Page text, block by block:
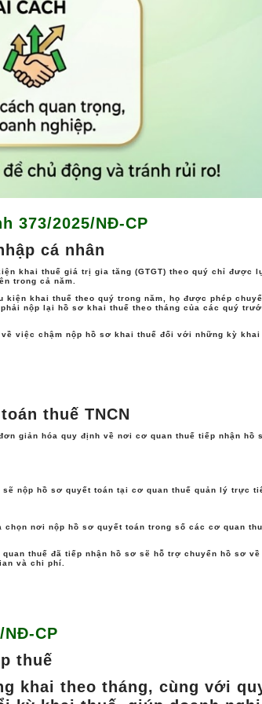
cá nhân giảm rủi ro bị xử phạt do thay đổi
từ nhiều nguồn dễ dàng xác định nơi
thiểu sai sót do xác định sai cơ quan thuế
2026. Trong thời gian chuyển giao các
biểu cũ (Nghị định 126/2020/NĐ-CP và
biểu mẫu cũ cho kỳ thuế năm 2025.
lộ trình cải cách thủ tục thuế tại Việt
khai và quyết toán thuế thu nhập cá nhân,
thuế. Áp dụng đúng và kịp thời nghị định này
373/2025/NĐ-CP
cá nhân
khai thuế giá trị gia tăng (GTGT) theo quý chỉ được
trong cả năm
kiện khai thuế theo quý trong năm, họ được phép
nộp lại hồ sơ khai thuế theo tháng của các quý
việc chậm nộp hồ sơ khai thuế đối với những kỳ khai
thuế TNCN
giản hóa quy định về nơi cơ quan thuế tiếp nhận hồ
sẽ nộp hồ sơ quyết toán tại cơ quan thuế quản lý trực
chọn nơi nộp hồ sơ quyết toán trong số các cơ quan
quan thuế đã tiếp nhận hồ sơ sẽ hỗ trợ chuyển hồ sơ về
và chi phí
CP
thuế
khai theo tháng, cùng với